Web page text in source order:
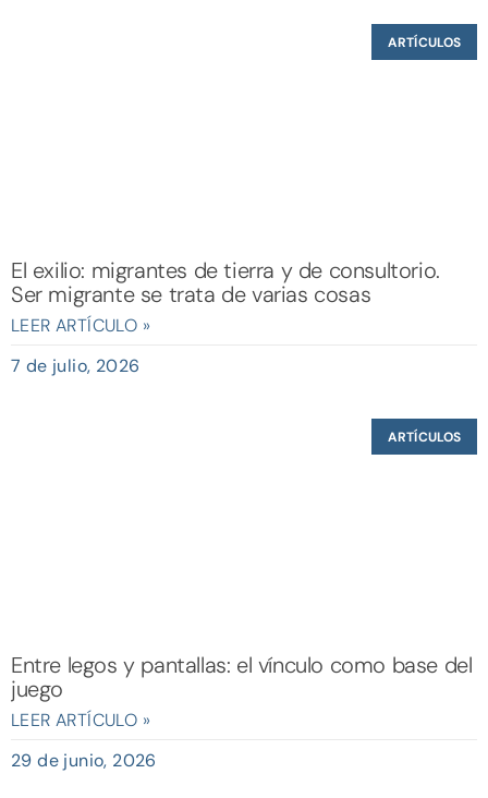
ARTÍCULOS
El exilio: migrantes de tierra y de consultorio.
Ser migrante se trata de varias cosas
LEER ARTÍCULO »
7 de julio, 2026
ARTÍCULOS
Entre legos y pantallas: el vínculo como base del
juego
LEER ARTÍCULO »
29 de junio, 2026